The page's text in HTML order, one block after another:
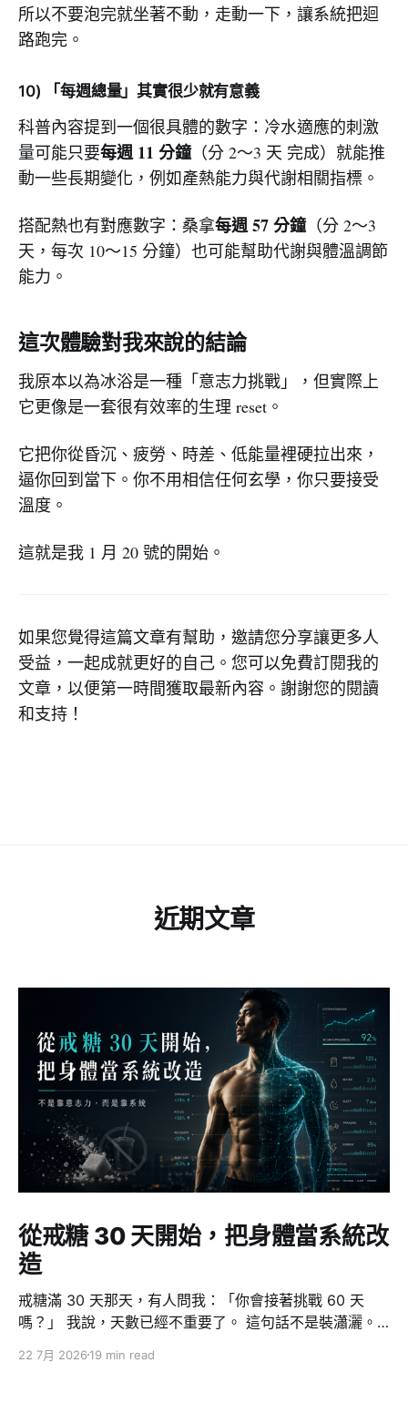
所以不要泡完就坐著不動，走動一下，讓系統把迴
路跑完。
10) 「每週總量」其實很少就有意義
科普內容提到一個很具體的數字：冷水適應的刺激
量可能只要每週 11 分鐘（分 2～3 天 完成）就能推
動一些長期變化，例如產熱能力與代謝相關指標。
搭配熱也有對應數字：桑拿每週 57 分鐘（分 2～3
天，每次 10～15 分鐘）也可能幫助代謝與體溫調節
能力。
這次體驗對我來說的結論
我原本以為冰浴是一種「意志力挑戰」，但實際上
它更像是一套很有效率的生理 reset。
它把你從昏沉、疲勞、時差、低能量裡硬拉出來，
逼你回到當下。你不用相信任何玄學，你只要接受
溫度。
這就是我 1 月 20 號的開始。
如果您覺得這篇文章有幫助，邀請您分享讓更多人
受益，一起成就更好的自己。您可以免費訂閱我的
文章，以便第一時間獲取最新內容。謝謝您的閱讀
和支持！
近期文章
從戒糖 30 天開始，把身體當系統改
造
戒糖滿 30 天那天，有人問我：「你會接著挑戰 60 天
嗎？」 我說，天數已經不重要了。 這句話不是裝瀟灑。
點，一個我用來證明「我做得到」的測試案例。真正發生
22 7月 2026 19 min read